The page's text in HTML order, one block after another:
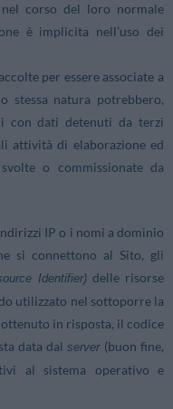
nel corso del loro normale
è implicita nell’uso dei
per essere associate a
stessa natura potrebbero,
con dati detenuti da terzi
attività di elaborazione ed
o commissionate da
IP o i nomi a dominio
si connettono al Sito, gli
Identifier)delle risorse
utilizzato nel sottoporre la
in risposta, il codice
data dalserver(buon fine,
al sistema operativo e